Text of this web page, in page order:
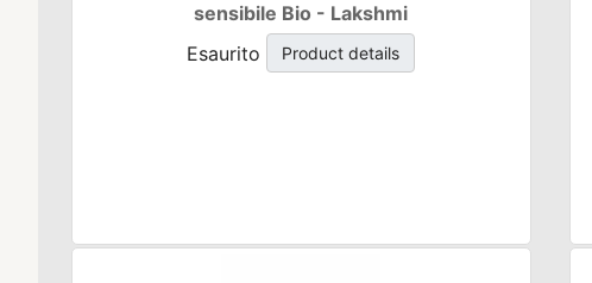
sensibile Bio - Lakshmi
Esaurito
Product details